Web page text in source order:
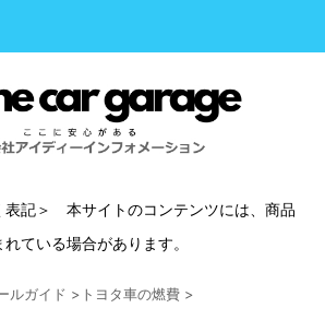
表記＞ 本サイトのコンテンツには、商品
ている場合があります。
ルガイド > トヨタ車の燃費 >